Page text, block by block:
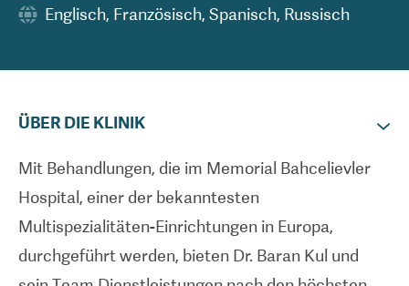
Englisch, Französisch, Spanisch, Russisch
ÜBER DIE KLINIK
Mit Behandlungen, die im Memorial Bahcelievler
Hospital, einer der bekanntesten
Multispezialitäten-Einrichtungen in Europa,
durchgeführt werden, bieten Dr. Baran Kul und